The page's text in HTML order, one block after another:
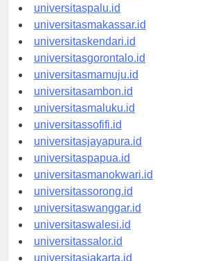
universitasmanado.id
universitaspalu.id
universitasmakassar.id
universitaskendari.id
universitasgorontalo.id
universitasmamuju.id
universitasambon.id
universitasmaluku.id
universitassofifi.id
universitasjayapura.id
universitaspapua.id
universitasmanokwari.id
universitassorong.id
universitaswanggar.id
universitaswalesi.id
universitassalor.id